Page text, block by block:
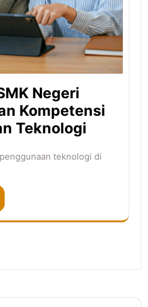
Negeri
Kompetensi
Teknologi
teknologi di